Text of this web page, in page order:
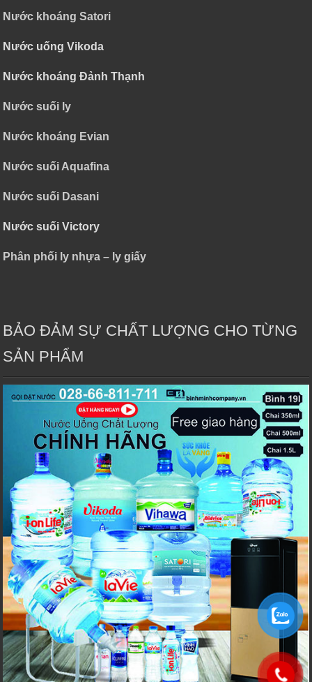
Nước khoáng Satori
Nước uống Vikoda
Nước khoáng Đảnh Thạnh
Nước suối ly
Nước khoáng Evian
Nước suối Aquafina
Nước suối Dasani
Nước suối Victory
Phân phối ly nhựa – ly giấy
BẢO ĐẢM SỰ CHẤT LƯỢNG CHO TỪNG
SẢN PHẨM